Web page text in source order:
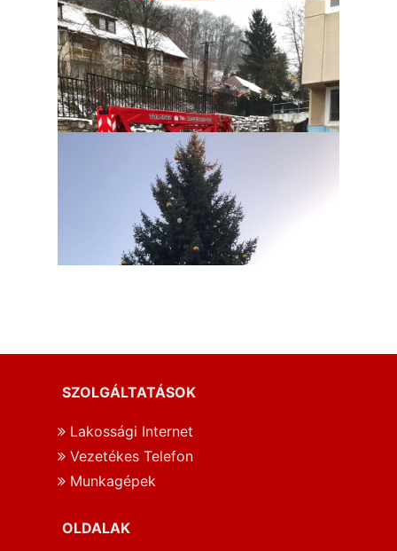
SZOLGÁLTATÁSOK
Lakossági Internet
Vezetékes Telefon
Munkagépek
OLDALAK